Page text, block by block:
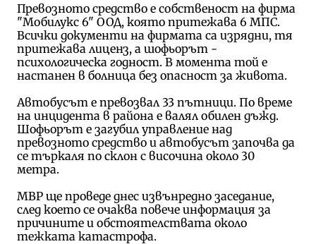
Превозното средство е собственост на фирма
"Мобилукс 6" ООД, която притежава 6 МПС.
Всички документи на фирмата са изрядни, тя
притежава лиценз, а шофьорът -
психологическа годност. В момента той е
настанен в болница без опасност за живота.
Автобусът е превозвал 33 пътници. По време
на инцидента в района е валял обилен дъжд.
Шофьорът е загубил управление над
превозното средство и автобусът започва да
се търкаля по склон с височина около 30
метра.
МВР ще проведе днес извънредно заседание,
след което се очаква повече информация за
причините и обстоятелствата около
тежката катастрофа.